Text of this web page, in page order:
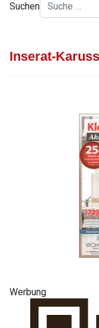
Suchen
Inserat-
Werbung